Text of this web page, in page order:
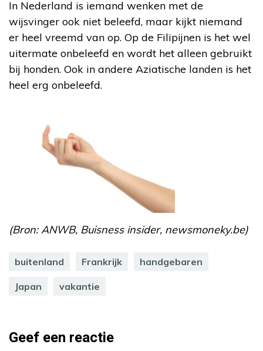
In Nederland is iemand wenken met de
wijsvinger ook niet beleefd, maar kijkt niemand
er heel vreemd van op. Op de Filipijnen is het wel
uitermate onbeleefd en wordt het alleen gebruikt
bij honden. Ook in andere Aziatische landen is het
heel erg onbeleefd.
(Bron: ANWB, Buisness insider, newsmoneky.be)
buitenland Frankrijk handgebaren
Japan vakantie
Geef een reactie